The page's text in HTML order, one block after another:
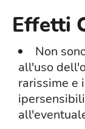
Effetti
Non
all'uso
rarissime e